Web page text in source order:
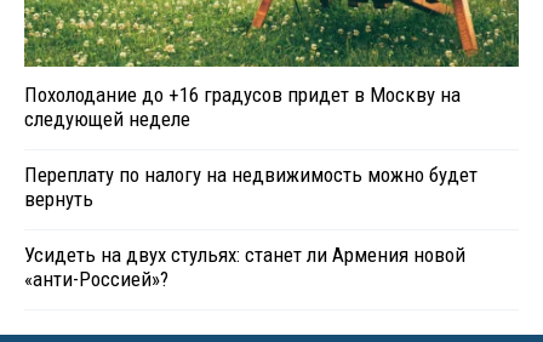
Похолодание до +16 градусов придет в Москву на
следующей неделе
Переплату по налогу на недвижимость можно будет
вернуть
Усидеть на двух стульях: станет ли Армения новой
«анти-Россией»?